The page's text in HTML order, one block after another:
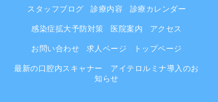
スタッフブログ 診療内容 診療カレンダー
感染症拡大予防対策 医院案内 アクセス
お問い合わせ 求人ページ トップページ
最新の口腔内スキャナー アイテロルミナ導入のお
知らせ